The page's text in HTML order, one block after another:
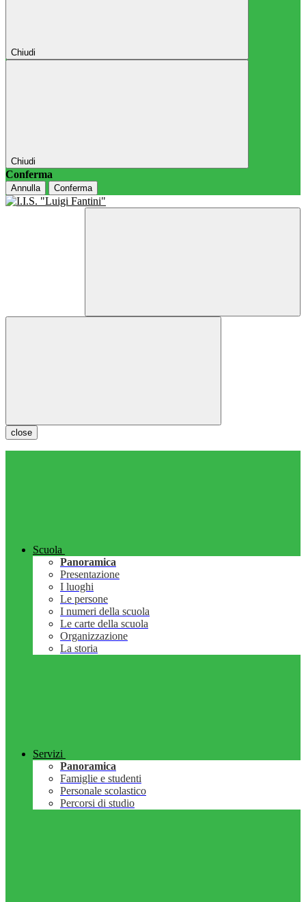
Chiudi
Chiudi
Conferma
Annulla Conferma
close
Scuola
Panoramica
Presentazione
I luoghi
Le persone
I numeri della scuola
Le carte della scuola
Organizzazione
La storia
Servizi
Panoramica
Famiglie e studenti
Personale scolastico
Percorsi di studio